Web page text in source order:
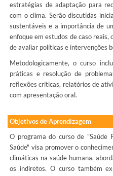
estratégias de adaptação para
com o clima. Serão discutidas
sustentáveis e a importância de
enfoque em estudos de caso
de avaliar políticas e intervenções
Metodologicamente, o curso
práticas e resolução de
reflexões críticas, relatórios de
com apresentação oral.
Objetivos de Aprendizagem
O programa do curso de "Saúde
Saúde" visa promover o
climáticas na saúde humana,
os indiretos. O curso também